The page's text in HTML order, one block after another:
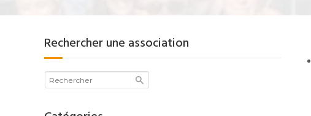
Rechercher une association